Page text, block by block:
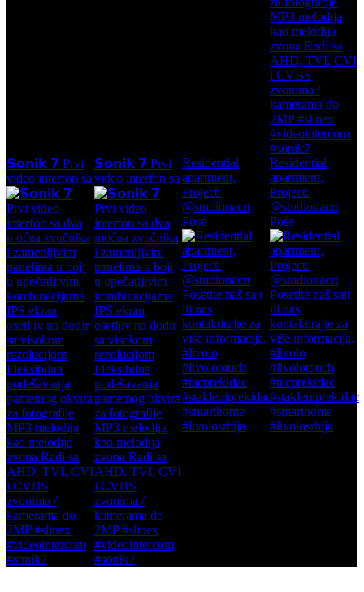
𝗦𝗼𝗻𝗶𝗸 𝟳 Prvi
video interfon sa
𝗦𝗼𝗻𝗶𝗸 𝟳 Prvi
video interfon sa
Residential
apartment,
Project:
@studionacrt
Pose
Residential
apartment,
Project:
@studionacrt
Pose